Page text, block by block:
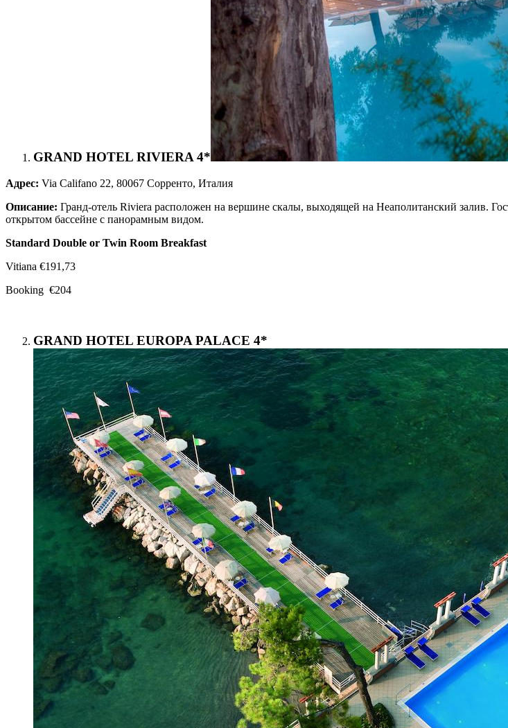
GRAND HOTEL RIVIERA 4*
Адрес: Via Califano 22, 80067 Сорренто, Италия
Описание: Гранд-отель Riviera расположен на вершине скалы, выходящей на Неаполитанский залив.
открытом бассейне с панорамным видом.
Standard Double or Twin Room Breakfast
Vitiana €191,73
Booking €204
GRAND HOTEL EUROPA PALACE 4*